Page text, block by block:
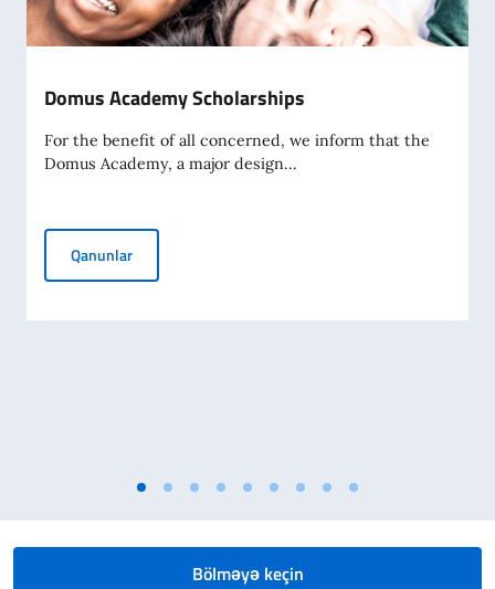
Domus Academy Scholarships
For the benefit of all concerned, we inform that the
Domus Academy, a major design...
QanunlarDomus Academy Scholarships
Bölməyə keçin